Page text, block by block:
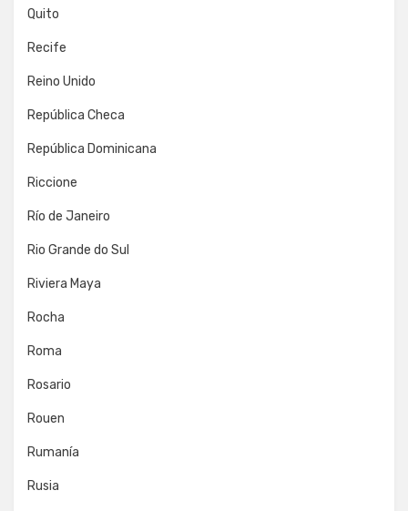
Quito
Recife
Reino Unido
República Checa
República Dominicana
Riccione
Río de Janeiro
Rio Grande do Sul
Riviera Maya
Rocha
Roma
Rosario
Rouen
Rumanía
Rusia